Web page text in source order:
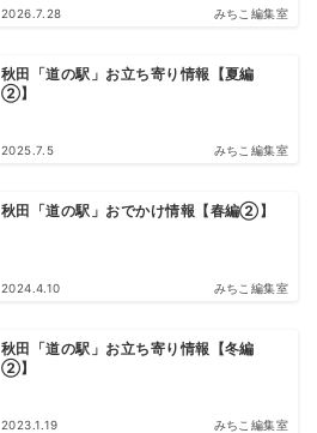
2026.7.28 みちこ編集室
秋田「道の駅」お立ち寄り情報【夏編
②】
2025.7.5 みちこ編集室
秋田「道の駅」おでかけ情報【春編②】
2024.4.10 みちこ編集室
秋田「道の駅」お立ち寄り情報【冬編
②】
2023.1.19 みちこ編集室